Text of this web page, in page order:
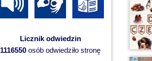
Licznik odwiedzin
1116550 osób odwiedziło stronę